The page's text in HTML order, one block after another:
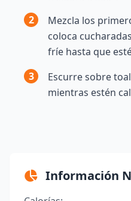
2
Mezcla los
coloca
fríe hasta que
3
Escurre sobre
mientras estén
Información